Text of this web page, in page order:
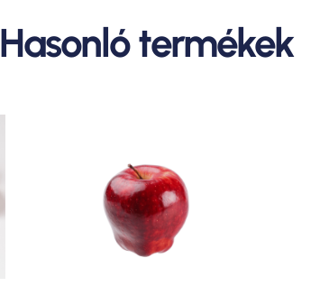
Hasonló termékek